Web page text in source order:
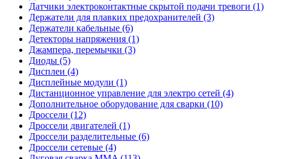
Датчики электроконтактные скрытой подачи тревоги (1)
Держатели для плавких предохранителей (3)
Держатели кабельные (6)
Детекторы напряжения (1)
Джампера, перемычки (3)
Диоды (5)
Дисплеи (4)
Дисплейные модули (1)
Дистанционное управление для электро сетей (4)
Дополнительное оборудование для сварки (10)
Дроссели (12)
Дроссели двигателей (1)
Дроссели разделительные (6)
Дроссели сетевые (4)